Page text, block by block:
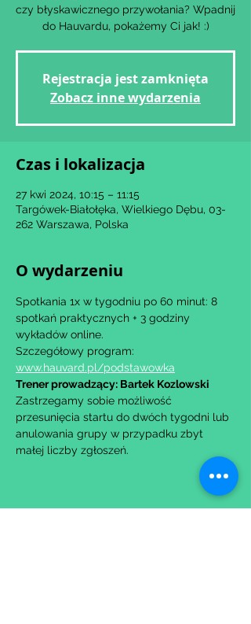
czy błyskawicznego przywołania? Wpadnij
Rejestracja jest zamknięta
Zobacz inne wydarzenia
Czas i lokalizacja
27 kwi 2024, 10:15 – 11:15
Targówek-Białołęka, Wielkiego Dębu, 03-
262 Warszawa, Polska
O wydarzeniu
Spotkania 1x w tygodniu po 60 minut: 8
spotkań praktycznych + 3 godziny
wykładów online.
Szczegółowy program:
www.hauvard.pl/podstawowka
Trener prowadzący: Bartek Kozlowski
Zastrzegamy sobie możliwość
przesunięcia startu do dwóch tygodni lub
anulowania grupy w przypadku zbyt
małej liczby zgłoszeń.